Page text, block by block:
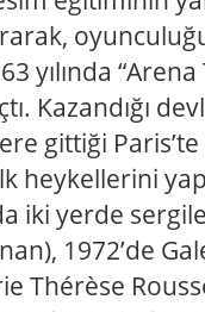
yılında
Kazandığı
gittiği
heykellerini
iki yerde
1972’de
Thérèse